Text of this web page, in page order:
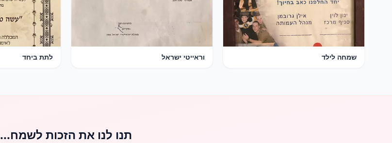
שמחה לילד וראייטי ישראל לתת ביחד
תנו לנו את הזכות לשמח...